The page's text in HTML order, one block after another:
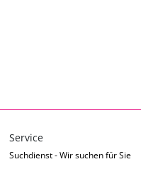
Service
Suchdienst - Wir suchen für Sie